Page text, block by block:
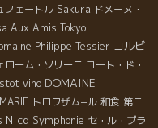
フェートル Sakura ドメーヌ・
Aux Amis Tokyo
Philippe Tessier コルビ
ローム・ソリーニ コート・ド・
vino DOMAINE
トロワザム−ル 和食 第二
Nicq Symphonie セ・ル・プラ